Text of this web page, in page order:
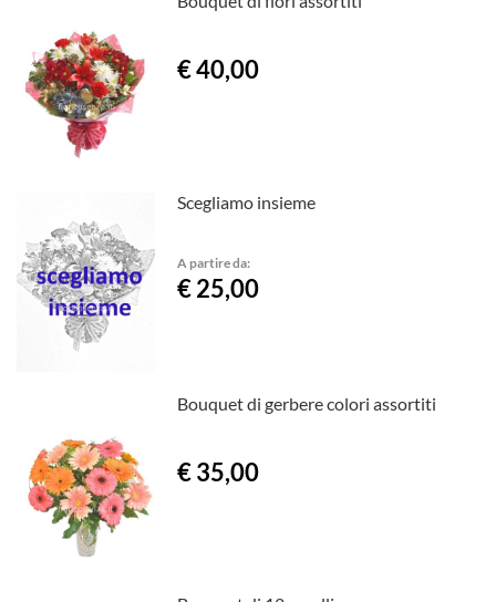
€ 40,00
Scegliamo insieme
A partire da:
€ 25,00
Bouquet di gerbere colori assortiti
€ 35,00